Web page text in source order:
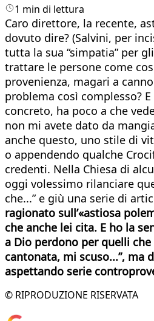
1 min di lettura
Caro direttore, la recente,
dovuto dire? (Salvini, per
tutta la sua “simpatia” per
trattare le persone come
provenienza, magari a
problema così complesso?
concreto, ha poco a che
non mi avete dato da
anche questo, uno stile di
o appendendo qualche
credenti. Nella Chiesa di
oggi volessimo rilanciare
che...” e giù una serie di
ragionato sull’«astiosa
che anche lei cita. E ho la
a Dio perdono per quelli
cantonata, mi scuso...”, ma
aspettando serie
© RIPRODUZIONE RISERVATA